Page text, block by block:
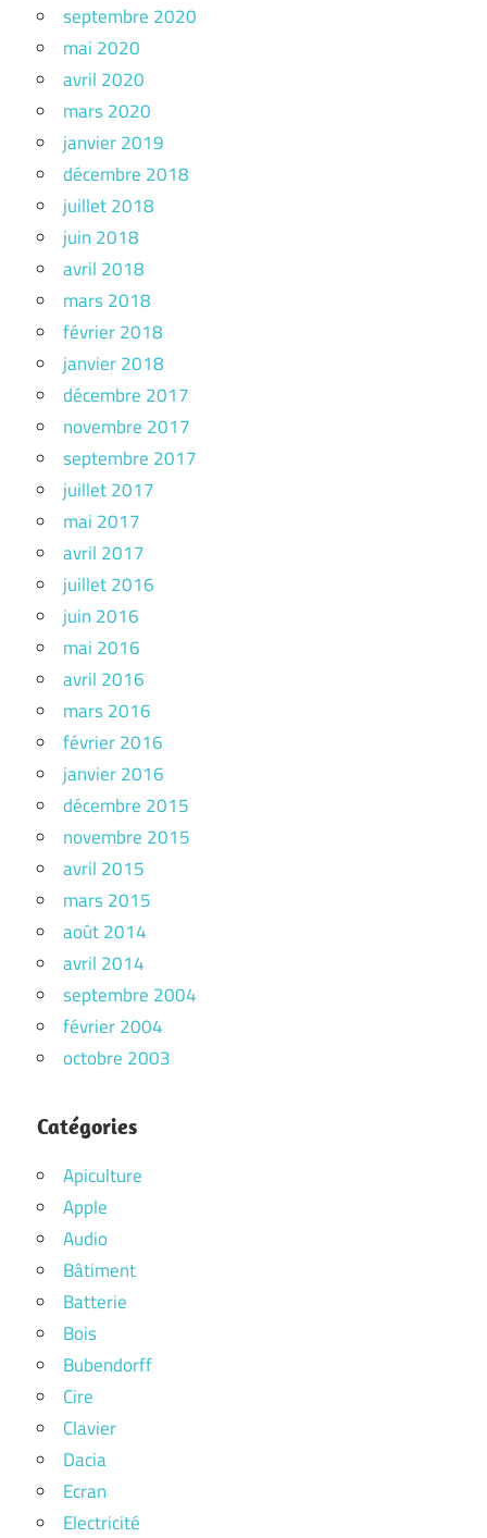
septembre 2020
mai 2020
avril 2020
mars 2020
janvier 2019
décembre 2018
juillet 2018
juin 2018
avril 2018
mars 2018
février 2018
janvier 2018
décembre 2017
novembre 2017
septembre 2017
juillet 2017
mai 2017
avril 2017
juillet 2016
juin 2016
mai 2016
avril 2016
mars 2016
février 2016
janvier 2016
décembre 2015
novembre 2015
avril 2015
mars 2015
août 2014
avril 2014
septembre 2004
février 2004
octobre 2003
Catégories
Apiculture
Apple
Audio
Bâtiment
Batterie
Bois
Bubendorff
Cire
Clavier
Dacia
Ecran
Electricité